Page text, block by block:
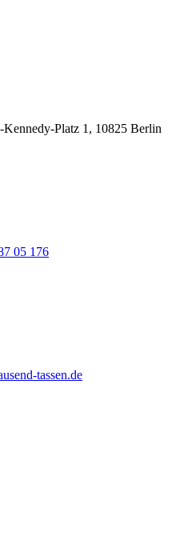
Kennedy-Platz 1, 10825 Berlin
05 176
tassen.de